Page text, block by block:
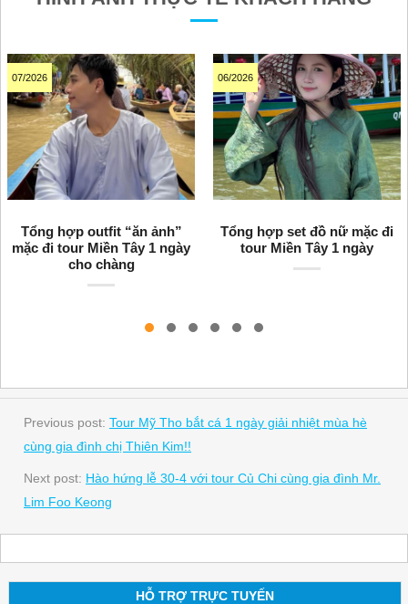
07/2026
Tổng hợp outfit “ăn ảnh”
mặc đi tour Miền Tây 1 ngày
cho chàng
06/2026
Tổng hợp set đồ nữ mặc đi
tour Miền Tây 1 ngày
Previous post: Tour Mỹ Tho bắt cá 1 ngày giải nhiệt mùa hè
cùng gia đình chị Thiên Kim!!
Next post: Hào hứng lễ 30-4 với tour Củ Chi cùng gia đình Mr.
Lim Foo Keong
HỖ TRỢ TRỰC TUYẾN